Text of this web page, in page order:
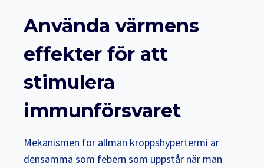
Använda värmens
effekter för att
stimulera
immunförsvaret
Mekanismen för allmän kroppshypertermi är
densamma som febern som uppstår när man